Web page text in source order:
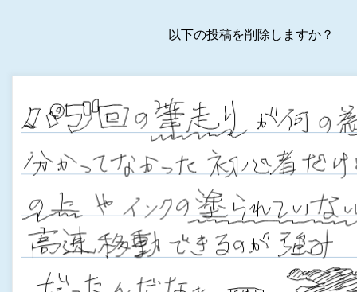
以下の投稿を削除しますか？